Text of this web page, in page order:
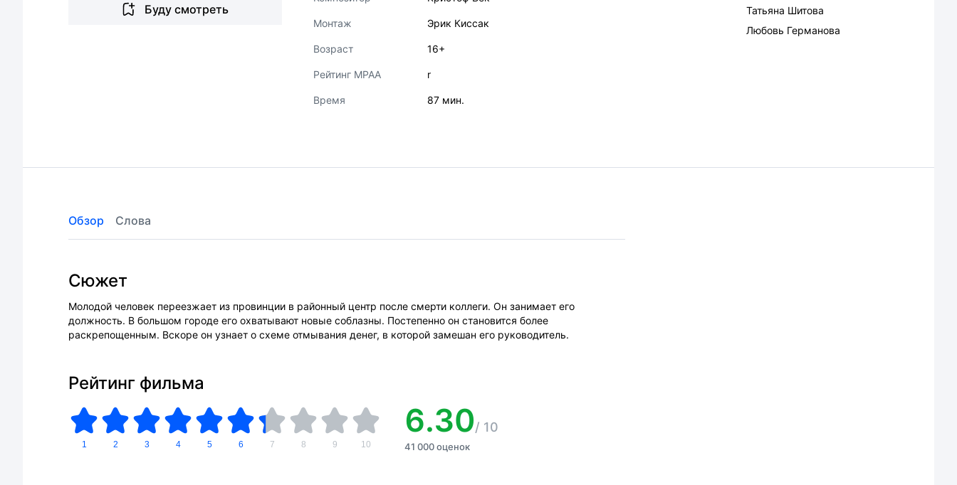
Буду смотреть
Монтаж Эрик Киссак
Возраст 16+
Рейтинг MPAA r
Время 87 мин.
Татьяна Шитова
Любовь Германова
Обзор Слова
Сюжет
Молодой человек переезжает из провинции в районный центр после смерти коллеги. Он занимает его
должность. В большом городе его охватывают новые соблазны. Постепенно он становится более
раскрепощенным. Вскоре он узнает о схеме отмывания денег, в которой замешан его руководитель.
Рейтинг фильма
1 2 3 4 5 6 7 8 9 10
6.30/ 10
41 000 оценок